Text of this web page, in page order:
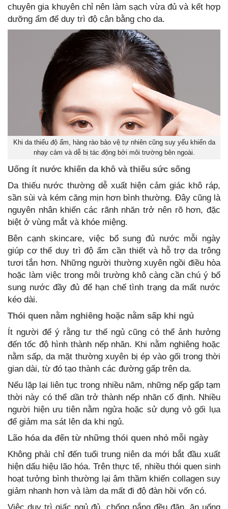
chuyên gia khuyên chỉ nên làm sạch vừa đủ và kết hợp
dưỡng ẩm để duy trì độ cân bằng cho da.
Khi da thiếu độ ẩm, hàng rào bảo vệ tự nhiên cũng suy yếu khiến da
nhạy cảm và dễ bị tác động bởi môi trường bên ngoài.
Uống ít nước khiến da khô và thiếu sức sống
Da thiếu nước thường dễ xuất hiện cảm giác khô ráp,
sần sùi và kém căng mịn hơn bình thường. Đây cũng là
nguyên nhân khiến các rãnh nhăn trở nên rõ hơn, đặc
biệt ở vùng mắt và khóe miệng.
Bên cạnh skincare, việc bổ sung đủ nước mỗi ngày
giúp cơ thể duy trì độ ẩm cần thiết và hỗ trợ da trông
tươi tắn hơn. Những người thường xuyên ngồi điều hòa
hoặc làm việc trong môi trường khô càng cần chú ý bổ
sung nước đầy đủ để hạn chế tình trạng da mất nước
kéo dài.
Thói quen nằm nghiêng hoặc nằm sấp khi ngủ
Ít người để ý rằng tư thế ngủ cũng có thể ảnh hưởng
đến tốc độ hình thành nếp nhăn. Khi nằm nghiêng hoặc
nằm sấp, da mặt thường xuyên bị ép vào gối trong thời
gian dài, từ đó tạo thành các đường gấp trên da.
Nếu lặp lại liên tục trong nhiều năm, những nếp gấp tạm
thời này có thể dần trở thành nếp nhăn cố định. Nhiều
người hiện ưu tiên nằm ngửa hoặc sử dụng vỏ gối lụa
để giảm ma sát lên da khi ngủ.
Lão hóa da đến từ những thói quen nhỏ mỗi ngày
Không phải chỉ đến tuổi trung niên da mới bắt đầu xuất
hiện dấu hiệu lão hóa. Trên thực tế, nhiều thói quen sinh
hoạt tưởng bình thường lại âm thầm khiến collagen suy
giảm nhanh hơn và làm da mất đi độ đàn hồi vốn có.